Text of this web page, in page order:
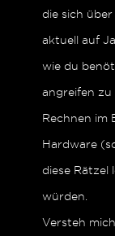
die sich
aktuell auf
wie du
angreifen zu
Rechnen im
Hardware
diese Rätzel
würden.
Versteh